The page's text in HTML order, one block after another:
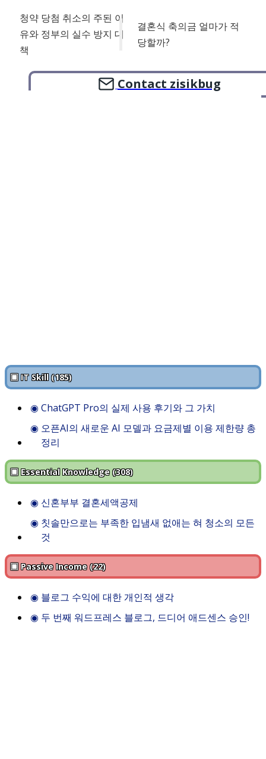
청약 당첨 취소의 주된 이
유와 정부의 실수 방지 대
책
결혼식 축의금 얼마가 적
당할까?
Contact zisikbug
▣ IT Skill (185)
◉ ChatGPT Pro의 실제 사용 후기와 그 가치
◉ 오픈AI의 새로운 AI 모델과 요금제별 이용 제한량 총
정리
▣ Essential Knowledge (308)
◉ 신혼부부 결혼세액공제
◉ 칫솔만으로는 부족한 입냄새 없애는 혀 청소의 모든
것
▣ Passive Income (22)
◉ 블로그 수익에 대한 개인적 생각
◉ 두 번째 워드프레스 블로그, 드디어 애드센스 승인!